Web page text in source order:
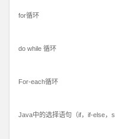
for循环
do while 循环
For-each循环
Java中的选择语句（if，if-else，s